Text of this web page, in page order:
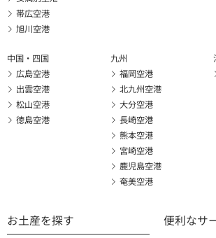
帯広空港
旭川空港
中国・四国
広島空港
出雲空港
松山空港
徳島空港
九州
福岡空港
北九州空港
大分空港
長崎空港
熊本空港
宮崎空港
鹿児島空港
奄美空港
お土産を探す 便利なサ